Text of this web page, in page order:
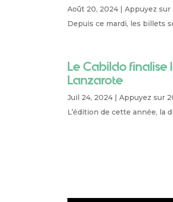
Août 20, 2024 |Appuyez sur
Depuis ce mardi, les billets
Le Cabildo
Lanzarote
Juil 24, 2024 |Appuyez sur
L’édition de cette année, la